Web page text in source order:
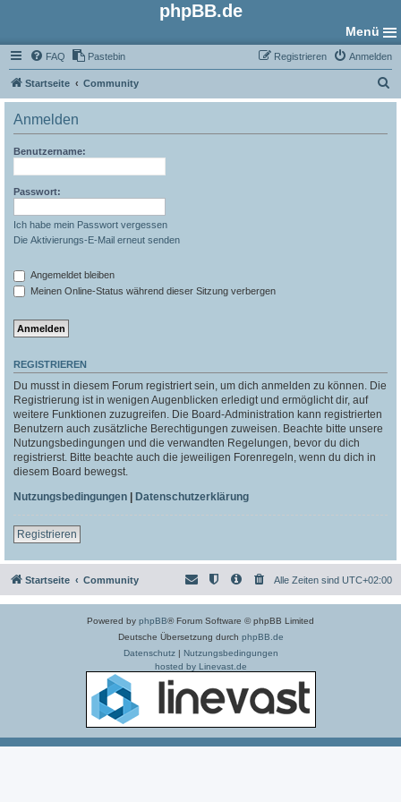
phpBB.de
Menü
FAQ Pastebin Anmelden
Registrieren
Startseite Community
u
Anmelden
Benutzername:
Passwort:
Ich habe mein Passwort vergessen
Die Aktivierungs-E-Mail erneut senden
Angemeldet bleiben
Meinen Online-Status während dieser Sitzung verbergen
REGISTRIEREN
Du musst in diesem Forum registriert sein, um dich anmelden zu können. Die
Registrierung ist in wenigen Augenblicken erledigt und ermöglicht dir, auf
weitere Funktionen zuzugreifen. Die Board-Administration kann registrierten
Benutzern auch zusätzliche Berechtigungen zuweisen. Beachte bitte unsere
Nutzungsbedingungen und die verwandten Regelungen, bevor du dich
registrierst. Bitte beachte auch die jeweiligen Forenregeln, wenn du dich in
diesem Board bewegst.
Nutzungsbedingungen | Datenschutzerklärung
Registrieren
Startseite Community Alle Zeiten sind UTC+02:00
Powered by phpBB® Forum Software © phpBB Limited
Deutsche Übersetzung durch phpBB.de
Datenschutz| Nutzungsbedingungen
hosted by Linevast.de